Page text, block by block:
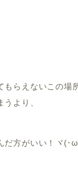
もらえないこの場
うより、
だ方がいい！ヾ(･